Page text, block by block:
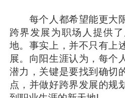
每个人都希望能更大限
跨界发展为职场人提供
地。事实上，并不只有上
展。向阳生涯认为，每个
潜力，关键是要找到确切
点，并做好跨界发展的规